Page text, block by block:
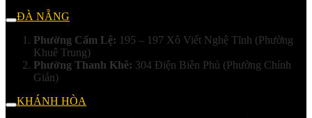
ĐÀ NẴNG
Phường Cẩm Lệ: 195 – 197 Xô Viết Nghệ Tĩnh (Phường
Khuê Trung)
Phường Thanh Khê: 304 Điện Biên Phủ (Phường Chính
Gián)
KHÁNH HÒA